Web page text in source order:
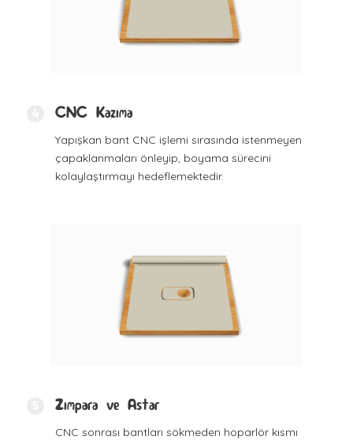
CNC Kazıma
Yapışkan bant CNC işlemi sırasında istenmeyen
çapaklanmaları önleyip, boyama sürecini
kolaylaştırmayı hedeflemektedir.
Zımpara ve Astar
CNC sonrası bantları sökmeden hoparlör kısmı